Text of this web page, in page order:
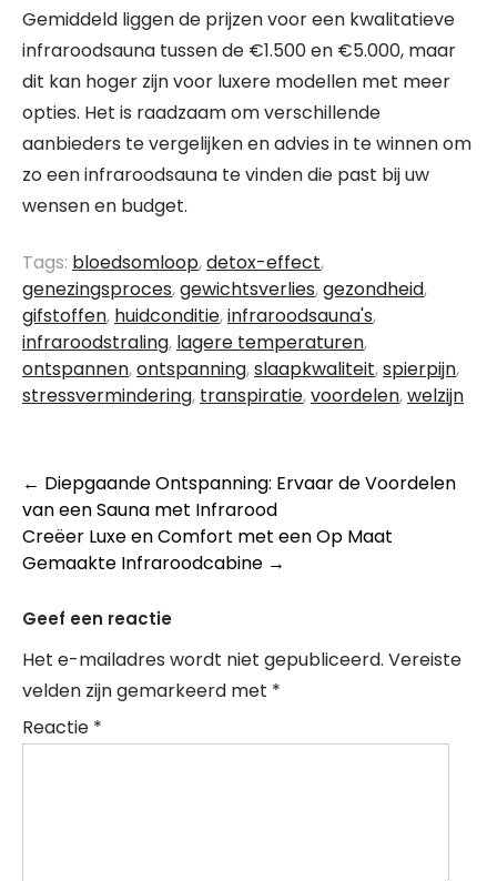
Gemiddeld liggen de prijzen voor een kwalitatieve
infraroodsauna tussen de €1.500 en €5.000, maar
dit kan hoger zijn voor luxere modellen met meer
opties. Het is raadzaam om verschillende
aanbieders te vergelijken en advies in te winnen om
zo een infraroodsauna te vinden die past bij uw
wensen en budget.
Tags: bloedsomloop,detox-effect,
genezingsproces,gewichtsverlies,gezondheid,
gifstoffen, huidconditie,infraroodsauna's,
infraroodstraling, lagere temperaturen,
ontspannen,ontspanning,slaapkwaliteit,spierpijn,
stressvermindering, transpiratie,voordelen,welzijn
Berichtnavigatie
← Diepgaande Ontspanning: Ervaar de Voordelen
van een Sauna met Infrarood
Creëer Luxe en Comfort met een Op Maat
Gemaakte Infraroodcabine →
Geef een reactie
Het e-mailadres wordt niet gepubliceerd. Vereiste
velden zijn gemarkeerd met *
Reactie *